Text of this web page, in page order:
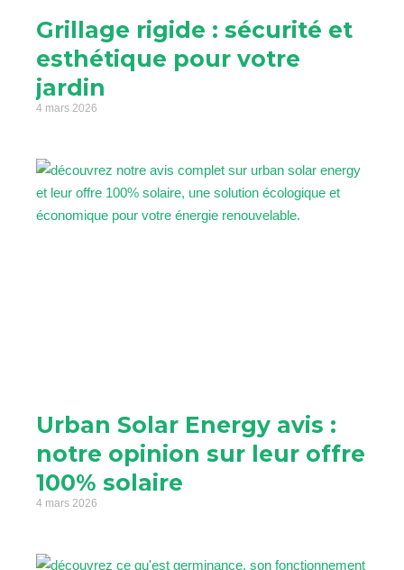
Grillage rigide : sécurité et
esthétique pour votre
jardin
4 mars 2026
Urban Solar Energy avis :
notre opinion sur leur offre
100% solaire
4 mars 2026